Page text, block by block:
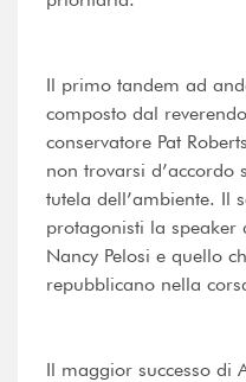
Il primo tandem ad
composto dal
conservatore Pat
non trovarsi d’accordo
tutela dell’ambiente. Il
protagonisti la speaker
Nancy Pelosi e quello
repubblicano nella
Il maggior successo di